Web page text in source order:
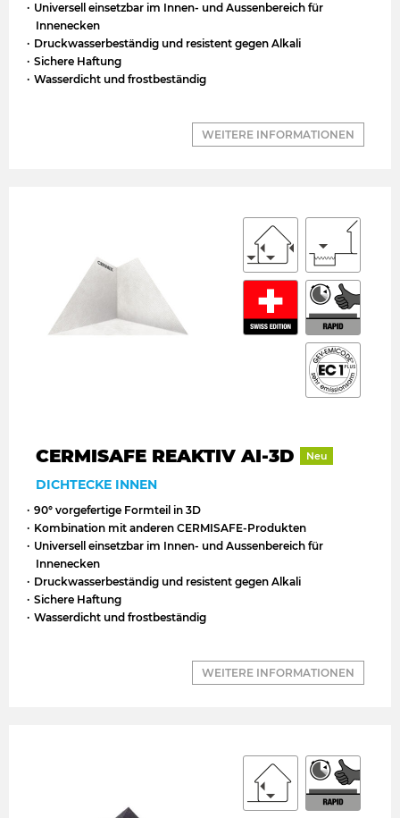
Universell einsetzbar im Innen- und Aussenbereich für
Innenecken
Druckwasserbeständig und resistent gegen Alkali
Sichere Haftung
Wasserdicht und frostbeständig
WEITERE INFORMATIONEN
CERMISAFE REAKTIV AI-3D Neu
DICHTECKE INNEN
90° vorgefertige Formteil in 3D
Kombination mit anderen CERMISAFE-Produkten
Universell einsetzbar im Innen- und Aussenbereich für
Innenecken
Druckwasserbeständig und resistent gegen Alkali
Sichere Haftung
Wasserdicht und frostbeständig
WEITERE INFORMATIONEN